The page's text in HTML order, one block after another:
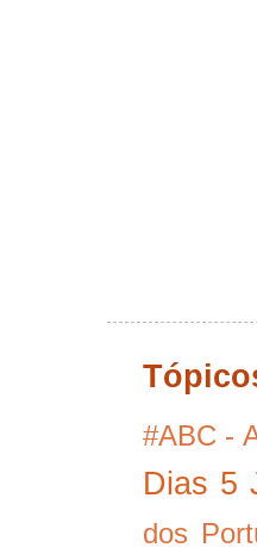
#ABC -
Dias 5
dos